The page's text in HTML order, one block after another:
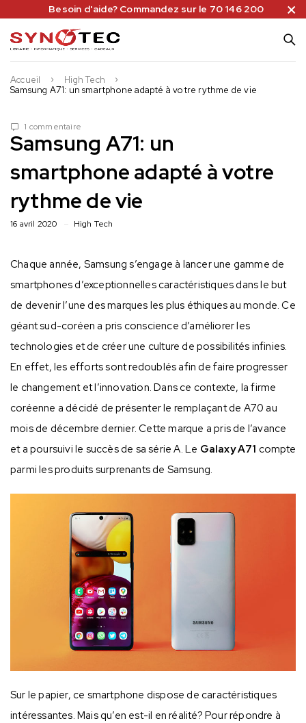
Besoin d'aide? Commandez sur le 70 146 200
Accueil
High Tech
Samsung A71: un smartphone adapté à votre rythme de vie
1 commentaire
Samsung A71: un
smartphone adapté à votre
rythme de vie
16 avril 2020 High Tech
Chaque année, Samsung s’engage à lancer une gamme de
smartphones d’exceptionnelles caractéristiques dans le but
de devenir l’une des marques les plus éthiques au monde. Ce
géant sud-coréen a pris conscience d’améliorer les
technologies et de créer une culture de possibilités infinies.
En effet, les efforts sont redoublés afin de faire progresser
le changement et l’innovation. Dans ce contexte, la firme
coréenne a décidé de présenter le remplaçant de A70 au
mois de décembre dernier. Cette marque a pris de l’avance
et a poursuivi le succès de sa série A. Le Galaxy A71 compte
parmi les produits surprenants de Samsung.
Sur le papier, ce smartphone dispose de caractéristiques
intéressantes. Mais qu’en est-il en réalité? Pour répondre à